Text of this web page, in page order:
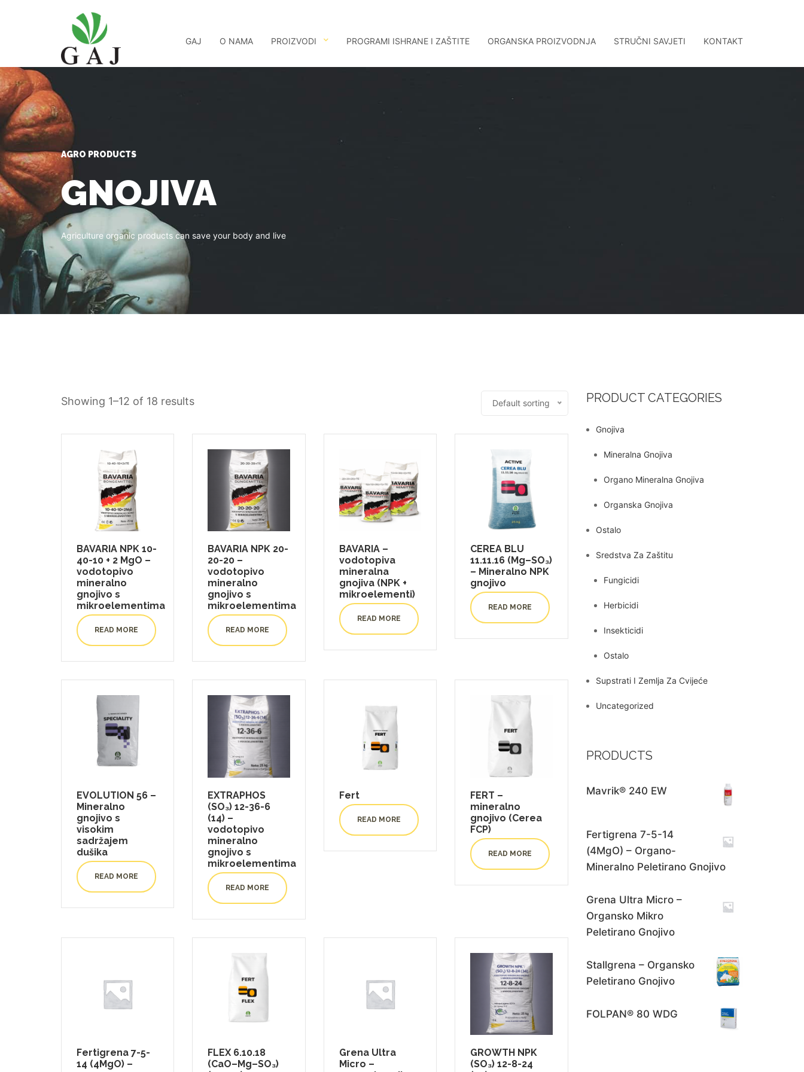
GAJ O NAMA PROIZVODI PROGRAMI ISHRANE I ZAŠTITE ORGANSKA PROIZVODNJA STRUČNI SAVJETI KONTAKT
AGRO PRODUCTS
GNOJIVA
Agriculture organic products can save your body and live
Showing 1–12 of 18 results Default sorting
BAVARIA NPK 10-
40-10 + 2 MgO –
vodotopivo
mineralno
gnojivo s
mikroelementima
READ MORE
BAVARIA NPK 20-
20-20 –
vodotopivo
mineralno
gnojivo s
mikroelementima
READ MORE
BAVARIA –
vodotopiva
mineralna
gnojiva (NPK +
mikroelementi)
READ MORE
CEREA BLU
11.11.16 (Mg–SO₃)
– Mineralno NPK
gnojivo
READ MORE
EVOLUTION 56 –
Mineralno
gnojivo s
visokim
sadržajem
dušika
READ MORE
EXTRAPHOS
(SO₃) 12-36-6
(14) –
vodotopivo
mineralno
gnojivo s
mikroelementima
READ MORE
Fert
READ MORE
FERT –
mineralno
gnojivo (Cerea
FCP)
READ MORE
Fertigrena 7-5-
14 (4MgO) –
FLEX 6.10.18
(CaO–Mg–SO₃)
Grena Ultra
Micro –
GROWTH NPK
(SO₃) 12-8-24
PRODUCT CATEGORIES
Gnojiva
Mineralna Gnojiva
Organo Mineralna Gnojiva
Organska Gnojiva
Ostalo
Sredstva Za Zaštitu
Fungicidi
Herbicidi
Insekticidi
Ostalo
Supstrati I Zemlja Za Cvijeće
Uncategorized
PRODUCTS
Mavrik® 240 EW
Fertigrena 7-5-14
(4MgO) – Organo-
Mineralno Peletirano Gnojivo
Grena Ultra Micro –
Organsko Mikro
Peletirano Gnojivo
Stallgrena – Organsko
Peletirano Gnojivo
FOLPAN® 80 WDG